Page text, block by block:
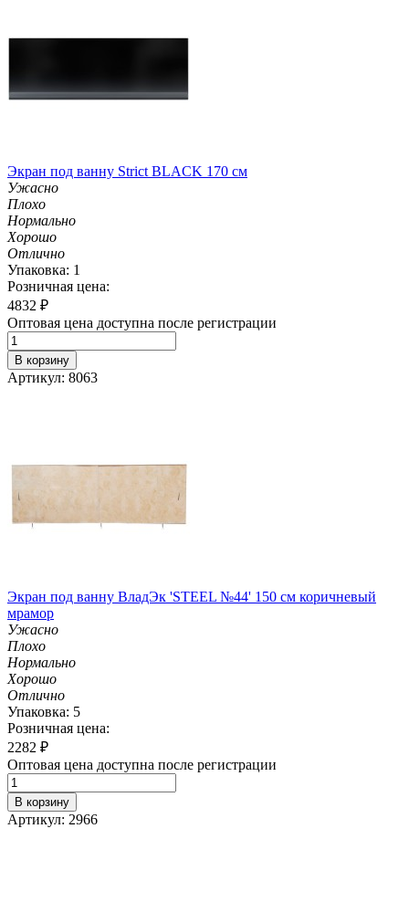
Экран под ванну Strict BLACK 170 см
Ужасно
Плохо
Нормально
Хорошо
Отлично
Упаковка: 1
Розничная цена:
4832 ₽
Оптовая цена доступна после регистрации
В корзину
Артикул: 8063
Экран под ванну ВладЭк 'STEEL №44' 150 см коричневый
мрамор
Ужасно
Плохо
Нормально
Хорошо
Отлично
Упаковка: 5
Розничная цена:
2282 ₽
Оптовая цена доступна после регистрации
В корзину
Артикул: 2966